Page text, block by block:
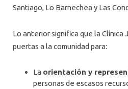
Santiago, Lo Barnechea y Las
Lo anterior significa que la Clínica
puertas a la comunidad para:
La orientación y
personas de escasos